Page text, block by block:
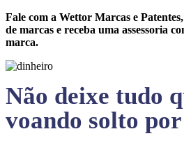
Fale com a Wettor Marcas e
de marcas e receba uma assessoria
marca.
Não deixe tudo
voando solto